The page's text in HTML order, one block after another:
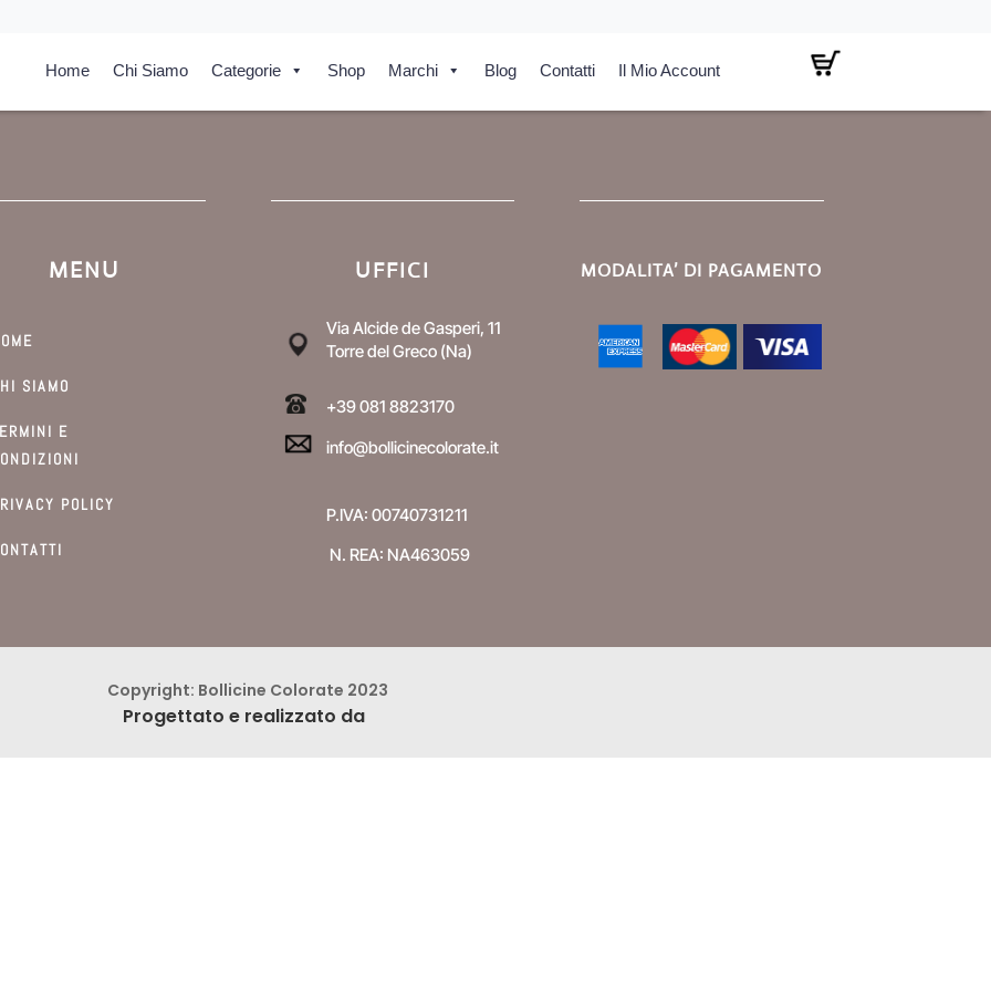
Home Chi Siamo Categorie Shop Marchi Blog Contatti Il Mio Account
MENU
SIAMO
E
POLICY
UFFICI
Via Alcide de Gasperi, 11
Torre del Greco (Na)
+39 081 8823170
info@bollicinecolorate.it
P.IVA: 00740731211
N. REA: NA463059
MODALITA’ DI PAGAMENTO
Copyright: Bollicine Colorate 2023
Progettato e realizzato da